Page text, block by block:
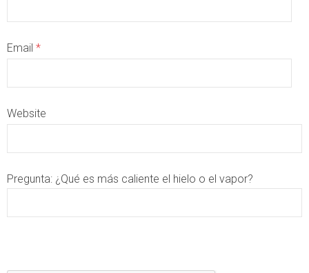
Email *
Website
Pregunta: ¿Qué es más caliente el hielo o el vapor?